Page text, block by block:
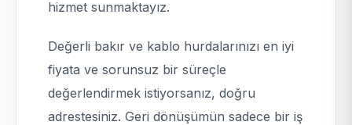
hizmet sunmaktayız.
Değerli bakır ve kablo hurdalarınızı en iyi
fiyata ve sorunsuz bir süreçle
değerlendirmek istiyorsanız, doğru
adrestesiniz. Geri dönüşümün sadece bir iş